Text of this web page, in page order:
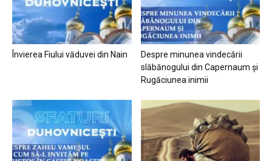
Învierea Fiului văduvei din Nain
Despre minunea vindecării
slăbănogului din Capernaum și
Rugăciunea inimii